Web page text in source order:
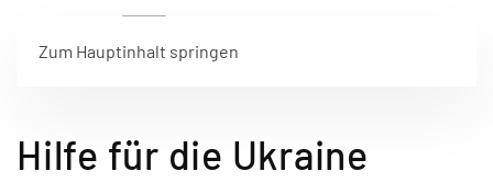
Zum Hauptinhalt springen
Hilfe für die Ukraine